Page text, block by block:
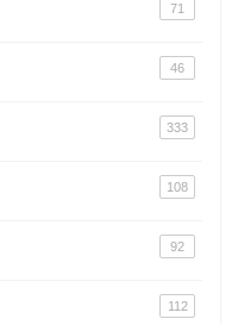
71
46
333
108
92
112